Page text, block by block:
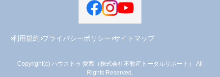
利用規約 プライバシーポリシー サイトマップ
Copyright(c) ハウスドゥ 愛西（株式会社不動産トータルサポート） All
Rights Reserved.